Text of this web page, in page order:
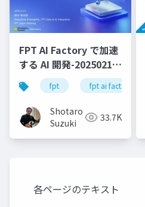
FPT AI Factory で加速
する AI 開発-20250213-
公開版fpt fpt ai factory
Shotaro
Suzuki
33.7K
各ページのテキスト